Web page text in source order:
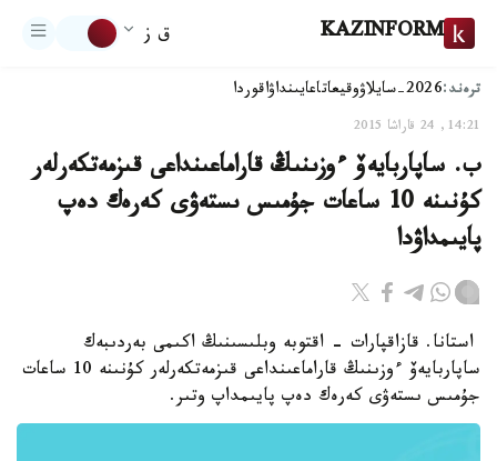
KAZINFORM ق ز
ترەند:2026-سايلاۋ وقيعاتاعايىنداۋاقوردا
14:21, 24 قاراشا 2015
ب. ساپاربايەۆ ءوزىنىڭ قاراماعىنداعى قىزمەتكەرلەر
كۇنىنە 10 ساعات جۇمىس ىستەۋى كەرەك دەپ
پايىمداۋدا
استانا. قازاقپارات - اقتوبە وبلىسىنىڭ اكىمى بەردىبەك
ساپاربايەۆ ءوزىنىڭ قاراماعىنداعى قىزمەتكەرلەر كۇنىنە 10 ساعات
جۇمىس ىستەۋى كەرەك دەپ پايىمداپ وتىر.